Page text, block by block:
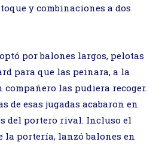
y combinaciones a dos
por balones largos, pelotas
para que las peinara, a la
compañero las pudiera recoger.
de esas jugadas acabaron en
del portero rival. Incluso el
la portería, lanzó balones en